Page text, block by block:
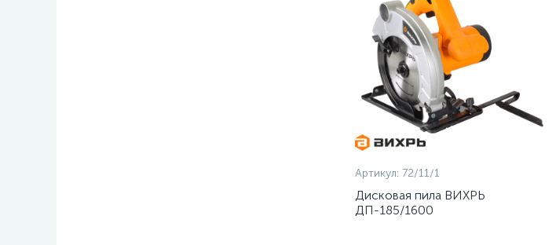
Артикул: 72/11/1
Дисковая пила ВИХРЬ
ДП-185/1600